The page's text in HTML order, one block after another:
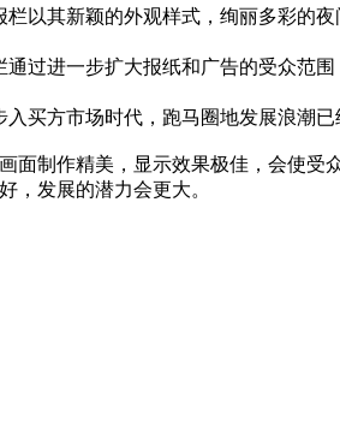
以其新颖的外观样式，绚丽多彩的
过进一步扩大报纸和广告的受众范
买方市场时代，跑马圈地发展浪潮已
制作精美，显示效果极佳，会使
，发展的潜力会更大。